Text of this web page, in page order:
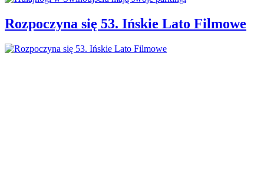
Rozpoczyna się 53. Ińskie Lato Filmowe